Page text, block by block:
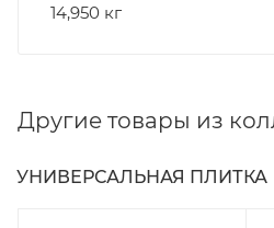
14,950 кг
Другие товары из
УНИВЕРСАЛЬНАЯ ПЛИТКА